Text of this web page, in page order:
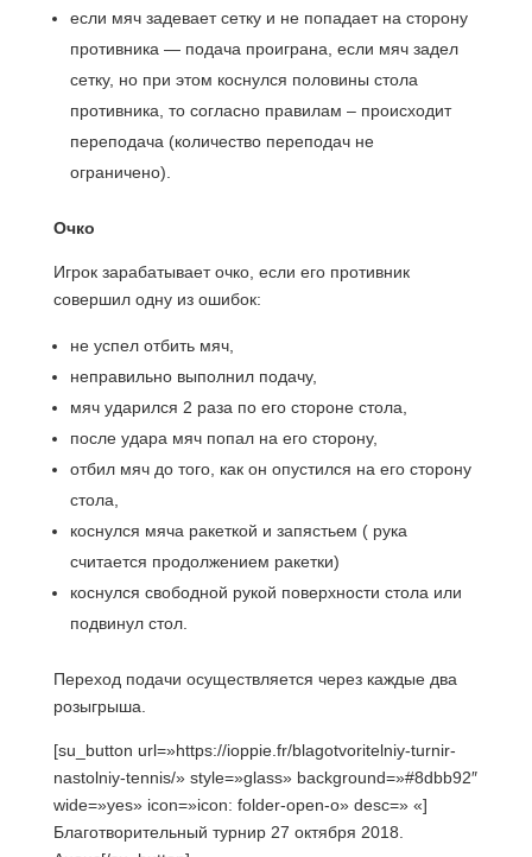
если мяч задевает сетку и не попадает на сторону
противника — подача проиграна, если мяч задел
сетку, но при этом коснулся половины стола
противника, то согласно правилам – происходит
переподача (количество переподач не
ограничено).
Очко
Игрок зарабатывает очко, если его противник
совершил одну из ошибок:
не успел отбить мяч,
неправильно выполнил подачу,
мяч ударился 2 раза по его стороне стола,
после удара мяч попал на его сторону,
отбил мяч до того, как он опустился на его сторону
стола,
коснулся мяча ракеткой и запястьем ( рука
считается продолжением ракетки)
коснулся свободной рукой поверхности стола или
подвинул стол.
Переход подачи осуществляется через каждые два
розыгрыша.
[su_button url=»https://ioppie.fr/blagotvoritelniy-turnir-
nastolniy-tennis/» style=»glass» background=»#8dbb92″
wide=»yes» icon=»icon: folder-open-o» desc=» «]
Благотворительный турнир 27 октября 2018.